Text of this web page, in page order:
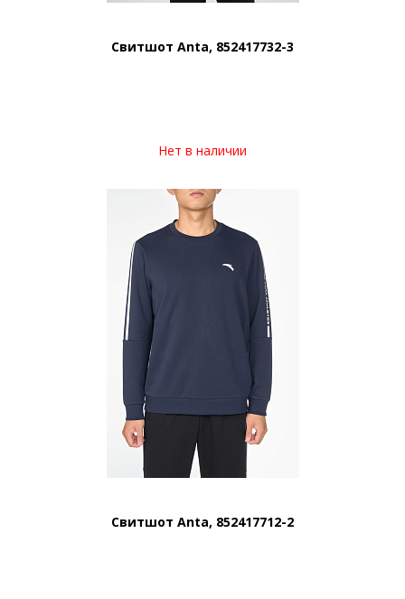
Свитшот Anta, 852417732-3
Нет в наличии
Свитшот Anta, 852417712-2